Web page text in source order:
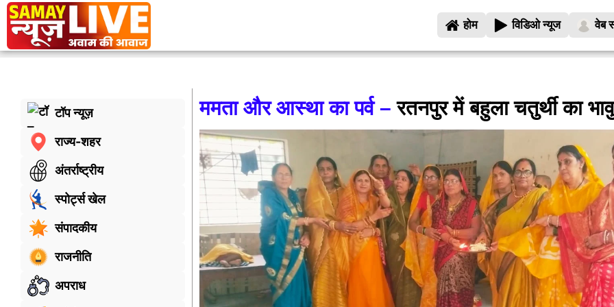
होम विडिओ न्यूज वेब
टॉप न्यूज़
राज्य-शहर
अंतर्राष्ट्रीय
स्पोर्ट्स खेल
संपादकीय
राजनीति
अपराध
ममता और आस्था का पर्व – रतनपुर में बहुला चतुर्थी का